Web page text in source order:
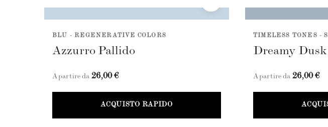
BLU - REGENERATIVE COLORS
Azzurro Pallido
A partire da 26,00 €
ACQUISTO RAPIDO
TIMELESS TONES -
Dreamy Dusk
A partire da 26,00 €